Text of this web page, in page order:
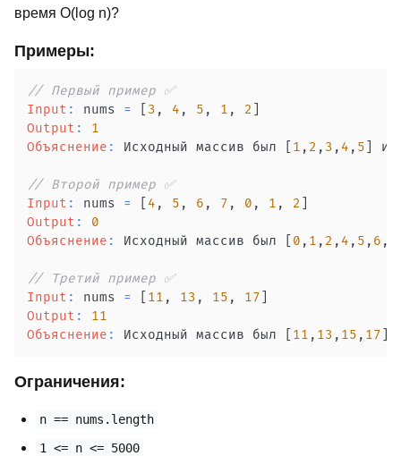
время O(log n)?
Примеры:
// Первый пример ✅
Input : nums = 3 , 4 , 5 , 1 , 2
Output :
1
Объяснение : Исходный массив был 1 , 2 , 3 , 4 , 5 и
// Второй пример ✅
Input : nums = 4 , 5 , 6 , 7 , 0 , 1 , 2
Output :
0
Объяснение : Исходный массив был 0 , 1 , 2 , 4 , 5 , 6 ,
// Третий пример ✅
Input : nums = 11 , 13 , 15 , 17
Output :
11
Объяснение : Исходный массив был 11 , 13 , 15 , 17
Ограничения:
n == nums.length
1 <= n <= 5000